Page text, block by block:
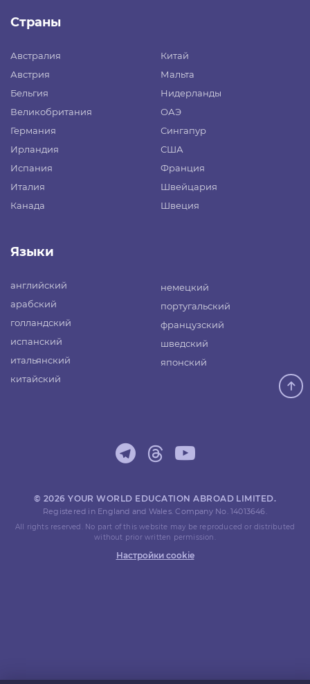
Страны
Австралия
Австрия
Бельгия
Великобритания
Германия
Ирландия
Испания
Италия
Канада
Китай
Мальта
Нидерланды
ОАЭ
Сингапур
США
Франция
Швейцария
Швеция
Языки
английский
арабский
голландский
испанский
итальянский
китайский
немецкий
португальский
французский
шведский
японский
© 2026 YOUR WORLD EDUCATION ABROAD LIMITED.
Registered in England and Wales. Company No. 14013646.
All rights reserved. No part of this website may be reproduced or distributed
without prior written permission.
Настройки cookie